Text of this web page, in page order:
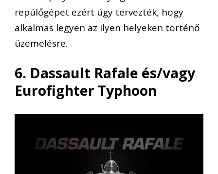
repülőgépet ezért úgy tervezték, hogy
alkalmas legyen az ilyen helyeken történő
üzemelésre.
6. Dassault Rafale és/vagy
Eurofighter Typhoon